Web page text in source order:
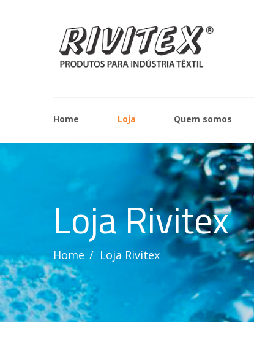
Home Loja Quem somos
Loja Rivitex
Home Loja Rivitex